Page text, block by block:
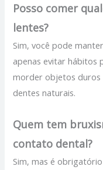
Posso comer
lentes?
Sim, você pode
apenas evitar hábitos
morder objetos duros
dentes naturais.
Quem tem
contato dental?
Sim, mas é